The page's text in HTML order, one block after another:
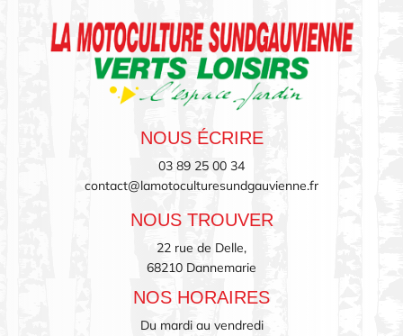
NOUS ÉCRIRE
03 89 25 00 34
contact@lamotoculturesundgauvienne.fr
NOUS TROUVER
22 rue de Delle,
68210 Dannemarie
NOS HORAIRES
Du mardi au vendredi